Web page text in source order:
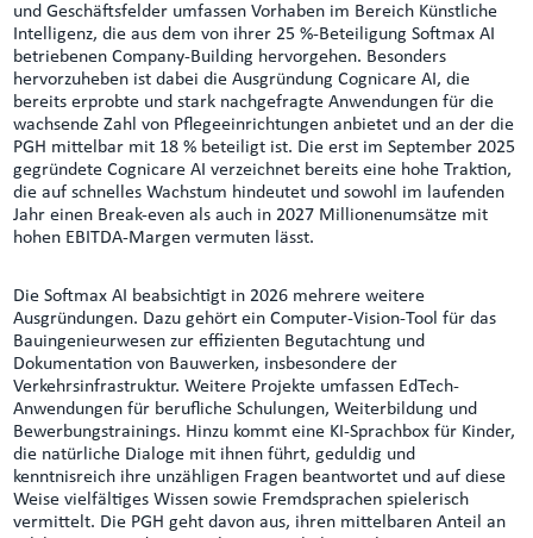
und Geschäftsfelder umfassen Vorhaben im Bereich Künstliche
Intelligenz, die aus dem von ihrer 25 %-Beteiligung Softmax AI
betriebenen Company‑Building hervorgehen. Besonders
hervorzuheben ist dabei die Ausgründung Cognicare AI, die
bereits erprobte und stark nachgefragte Anwendungen für die
wachsende Zahl von Pflegeeinrichtungen anbietet und an der die
PGH mittelbar mit 18 % beteiligt ist. Die erst im September 2025
gegründete Cognicare AI verzeichnet bereits eine hohe Traktion,
die auf schnelles Wachstum hindeutet und sowohl im laufenden
Jahr einen Break-even als auch in 2027 Millionenumsätze mit
hohen EBITDA-Margen vermuten lässt.
Die Softmax AI beabsichtigt in 2026 mehrere weitere
Ausgründungen. Dazu gehört ein Computer‑Vision‑Tool für das
Bauingenieurwesen zur effizienten Begutachtung und
Dokumentation von Bauwerken, insbesondere der
Verkehrsinfrastruktur. Weitere Projekte umfassen EdTech-
Anwendungen für berufliche Schulungen, Weiterbildung und
Bewerbungstrainings. Hinzu kommt eine KI‑Sprachbox für Kinder,
die natürliche Dialoge mit ihnen führt, geduldig und
kenntnisreich ihre unzähligen Fragen beantwortet und auf diese
Weise vielfältiges Wissen sowie Fremdsprachen spielerisch
vermittelt. Die PGH geht davon aus, ihren mittelbaren Anteil an